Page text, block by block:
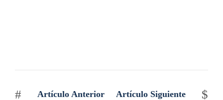
Artículo Anterior Artículo Siguiente